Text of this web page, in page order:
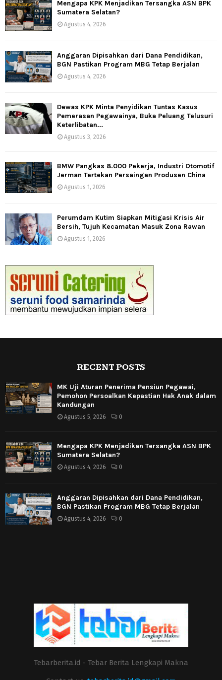
Mengapa KPK Menjadikan Tersangka ASN BPK
Sumatera Selatan?
Agustus 4, 2026
Anggaran Dipisahkan dari Dana Pendidikan,
BGN Pastikan Program MBG Tetap Berjalan
Agustus 4, 2026
Dewas KPK Minta Penyidikan Tuntas Kasus
Pemerasan Pegawainya, Buka Peluang Telusuri
Keterlibatan...
Agustus 3, 2026
BMW Pangkas 8.000 Pekerja, Industri Otomotif
Jerman Tertekan Persaingan Produsen China
Agustus 1, 2026
Perumdam Kutim Siapkan Mitigasi Krisis Air
Bersih, Tujuh Kecamatan Masuk Zona Rawan
Agustus 1, 2026
RECENT POSTS
MK Uji Aturan Penerima Pensiun Pegawai,
Pemohon Persoalkan Kepastian Hak Anak dalam
Kandungan
Agustus 5, 2026 0
Mengapa KPK Menjadikan Tersangka ASN BPK
Sumatera Selatan?
Agustus 4, 2026 0
Anggaran Dipisahkan dari Dana Pendidikan,
BGN Pastikan Program MBG Tetap Berjalan
Agustus 4, 2026 0
Tebarberita.id - Tebar Berita Lengkapi Makna